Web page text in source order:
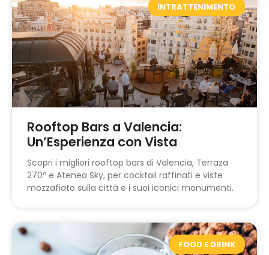
INTRATTENIMENTO
Rooftop Bars a Valencia:
Un’Esperienza con Vista
Scopri i migliori rooftop bars di Valencia, Terraza
270º e Atenea Sky, per cocktail raffinati e viste
mozzafiato sulla città e i suoi iconici monumenti.
FOOD E DRINK